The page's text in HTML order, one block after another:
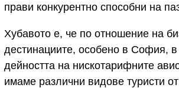
прави конкурентно способни на
Хубавото е, че по отношение на
дестинациите, особено в София, в
дейността на нискотарифните
имаме различни видове туристи